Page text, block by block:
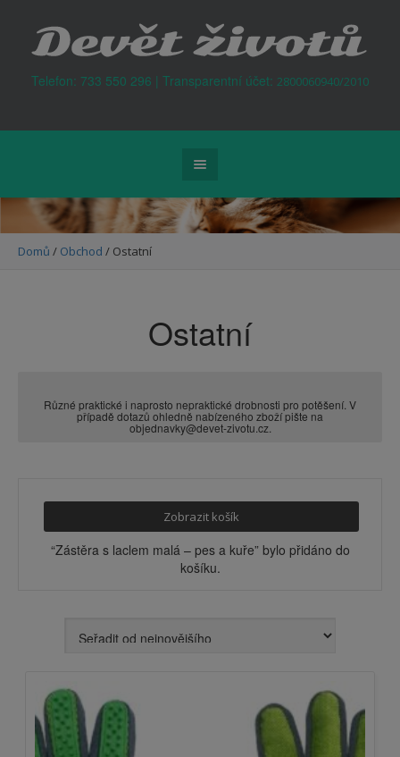
Telefon: 733 550 296 | Transparentní účet: 2800060940/2010
Domů / Obchod / Ostatní
Ostatní
Různé praktické i naprosto nepraktické drobnosti pro potěšení. V
případě dotazů ohledně nabízeného zboží pište na
objednavky@devet-zivotu.cz.
Zobrazit košík
“Zástěra s laclem malá – pes a kuře” bylo přidáno do
košíku.